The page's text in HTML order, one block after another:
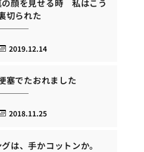
の顔を見せる時 私はこう
切られた
2019.12.14
塞でたおれました
2018.11.25
は、手かコットンか。